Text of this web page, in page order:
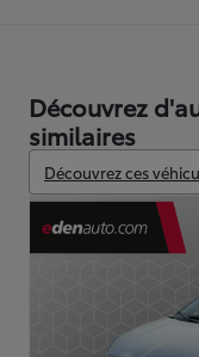
Découvrez
similaires
Découvrez ces